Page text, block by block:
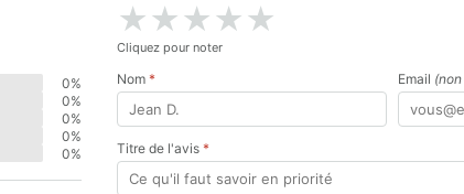
0%
0%
0%
0%
0%
★★★★★
Cliquez pour noter
Nom * Email
Titre de l'avis *